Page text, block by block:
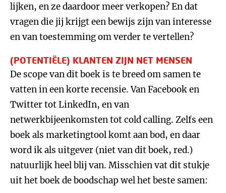
lijken, en ze daardoor meer verkopen? En dat
vragen die jij krijgt een bewijs zijn van interesse
en van toestemming om verder te vertellen?
(POTENTIËLE) KLANTEN ZIJN NET MENSEN
De scope van dit boek is te breed om samen te
vatten in een korte recensie. Van Facebook en
Twitter tot LinkedIn, en van
netwerkbijeenkomsten tot cold calling. Zelfs een
boek als marketingtool komt aan bod, en daar
word ik als uitgever (niet van dit boek, red.)
natuurlijk heel blij van. Misschien vat dit stukje
uit het boek de boodschap wel het beste samen: